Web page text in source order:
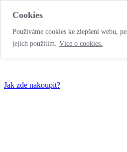
Cookies
Používáme cookies ke zlepšení webu,
jejich použitím. Více o cookies.
Jak zde nakoupit?